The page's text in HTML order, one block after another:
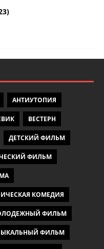
АНТИУТОПИЯ
ВЕСТЕРН
ДЕТСКИЙ ФИЛЬМ
ФИЛЬМ
КОМЕДИЯ
ФИЛЬМ
ФИЛЬМ